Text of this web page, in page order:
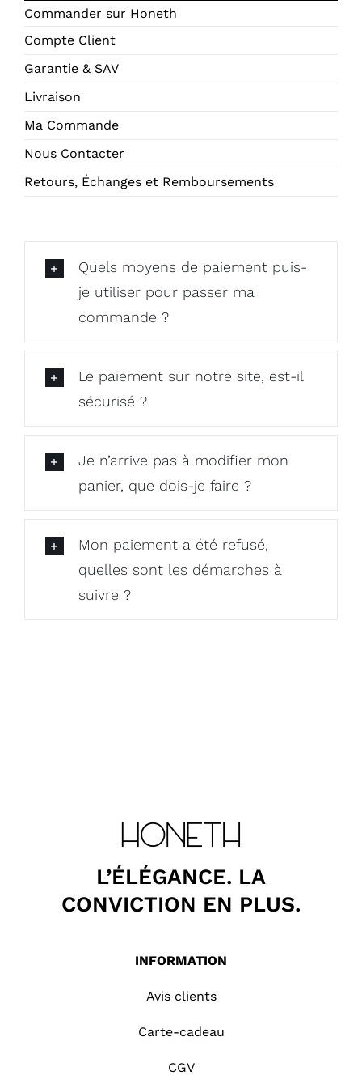
MON COMPTE
PANIER
Commander sur Honeth
Compte Client
Garantie & SAV
Livraison
Ma Commande
Nous Contacter
Retours, Échanges et Remboursements
Quels moyens de paiement puis-
je utiliser pour passer ma
commande ?
Le paiement sur notre site, est-il
sécurisé ?
Je n’arrive pas à modifier mon
panier, que dois-je faire ?
Mon paiement a été refusé,
quelles sont les démarches à
suivre ?
L’ÉLÉGANCE. LA
CONVICTION EN PLUS.
INFORMATION
Avis clients
Carte-cadeau
CGV